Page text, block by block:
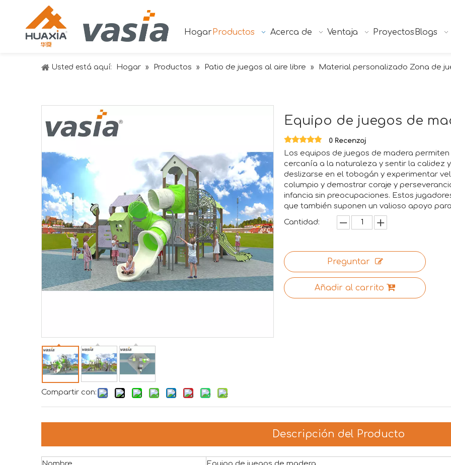
Hogar Productos Acerca de Ventaja Proyectos Blogs
Usted está aquí: Hogar » Productos » Patio de juegos al aire libre » Material personalizado Zona de
Compartir con:
Equipo de juegos de
0 Recenzoj
Los equipos de juegos de madera
cercanía a la naturaleza y sentir la calidez
deslizarse en el tobogán y experimentar
columpio y demostrar coraje y
infancia sin preocupaciones. Estos
que también suponen un valioso apoyo
Cantidad:
Preguntar
Añadir al carrito
Descripción del Producto